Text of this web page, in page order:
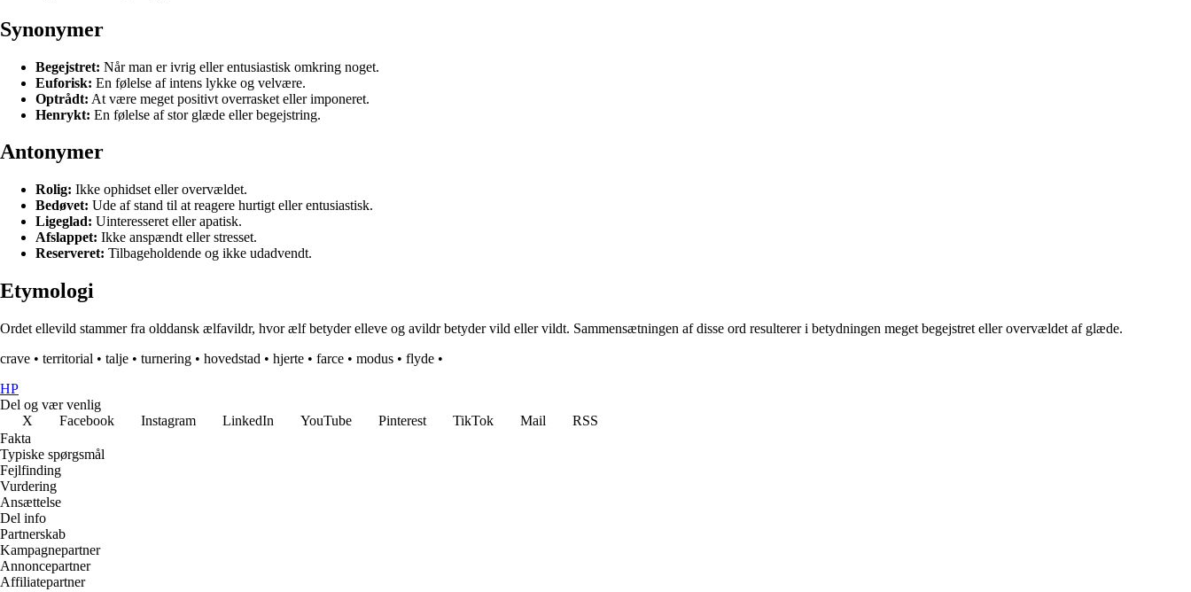
Synonymer
Begejstret: Når man er ivrig eller entusiastisk omkring noget.
Euforisk: En følelse af intens lykke og velvære.
Optrådt: At være meget positivt overrasket eller imponeret.
Henrykt: En følelse af stor glæde eller begejstring.
Antonymer
Rolig: Ikke ophidset eller overvældet.
Bedøvet: Ude af stand til at reagere hurtigt eller entusiastisk.
Ligeglad: Uinteresseret eller apatisk.
Afslappet: Ikke anspændt eller stresset.
Reserveret: Tilbageholdende og ikke udadvendt.
Etymologi
Ordet ellevild stammer fra olddansk ælfavildr, hvor ælf betyder elleve og avildr betyder vild eller vildt. Sammensætningen af disse ord resulterer i betydningen meget begejstret eller overvældet af glæde.
crave • territorial • talje • turnering • hovedstad • hjerte • farce • modus • flyde •
HP
Del og vær venlig
X
Facebook Instagram LinkedIn YouTube Pinterest TikTok Mail
RSS
Fakta
Typiske spørgsmål
Fejlfinding
Vurdering
Ansættelse
Del info
Partnerskab
Kampagnepartner
Annoncepartner
Affiliatepartner